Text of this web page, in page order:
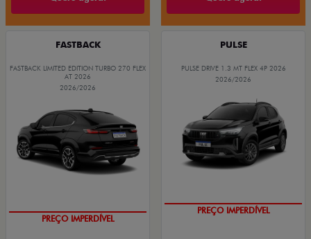
FASTBACK
FASTBACK LIMITED EDITION TURBO 270 FLEX
AT 2026
2026/2026
PREÇO IMPERDÍVEL
PULSE
PULSE DRIVE 1.3 MT FLEX 4P 2026
2026/2026
PREÇO IMPERDÍVEL